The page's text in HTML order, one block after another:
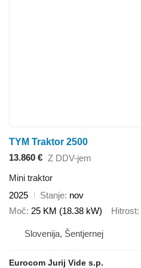
TYM Traktor 2500
13.860 € Z DDV-jem
Mini traktor
2025
Stanje nov
Moč 25 KM (18.38 kW) Hitrost
Slovenija, Šentjernej
Eurocom Jurij Vide s.p.